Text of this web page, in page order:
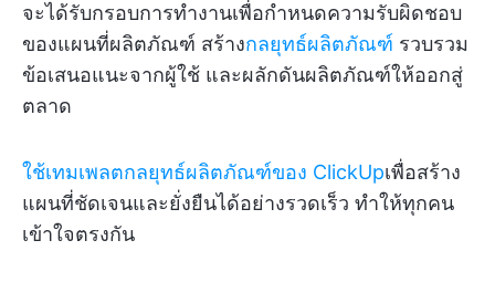
จะได้รับกรอบการทำงานเพื่อกำหนดความรับผิดชอบ
ของแผนที่ผลิตภัณฑ์ สร้างกลยุทธ์ผลิตภัณฑ์ รวบรวม
ข้อเสนอแนะจากผู้ใช้ และผลักดันผลิตภัณฑ์ให้ออกสู่
ตลาด
ใช้เทมเพลตกลยุทธ์ผลิตภัณฑ์ของ ClickUpเพื่อสร้าง
แผนที่ชัดเจนและยั่งยืนได้อย่างรวดเร็ว ทำให้ทุกคน
เข้าใจตรงกัน